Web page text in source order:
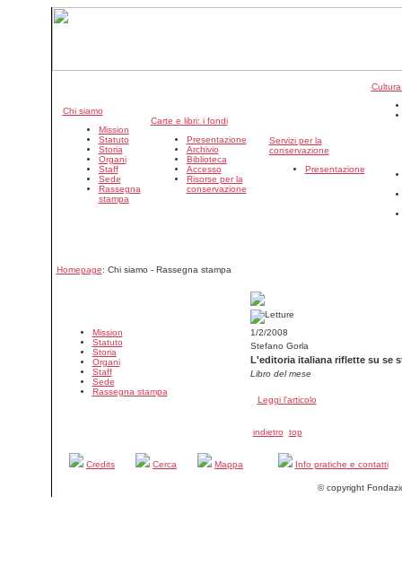
Chi siamo
Mission
Statuto
Storia
Organi
Staff
Sede
Rassegna
stampa
Carte e libri: i fondi
Presentazione
Archivio
Biblioteca
Accesso
Risorse per la
conservazione
Servizi per la
conservazione
Presentazione
Homepage: Chi siamo - Rassegna stampa
Mission
Statuto
Storia
Organi
Staff
Sede
Rassegna stampa
1/2/2008
Stefano Gorla
L'editoria italiana riflette su se
Libro del mese
Leggi l'articolo
indietro top
Credits Cerca Mappa Info pratiche e contatti
© copyright